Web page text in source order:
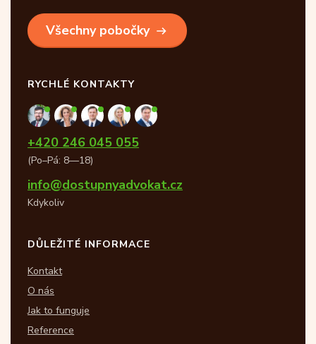
Všechny pobočky
RYCHLÉ KONTAKTY
+420 246 045 055
(Po–Pá: 8—18)
info@dostupnyadvokat.cz
Kdykoliv
DŮLEŽITÉ INFORMACE
Kontakt
O nás
Jak to funguje
Reference